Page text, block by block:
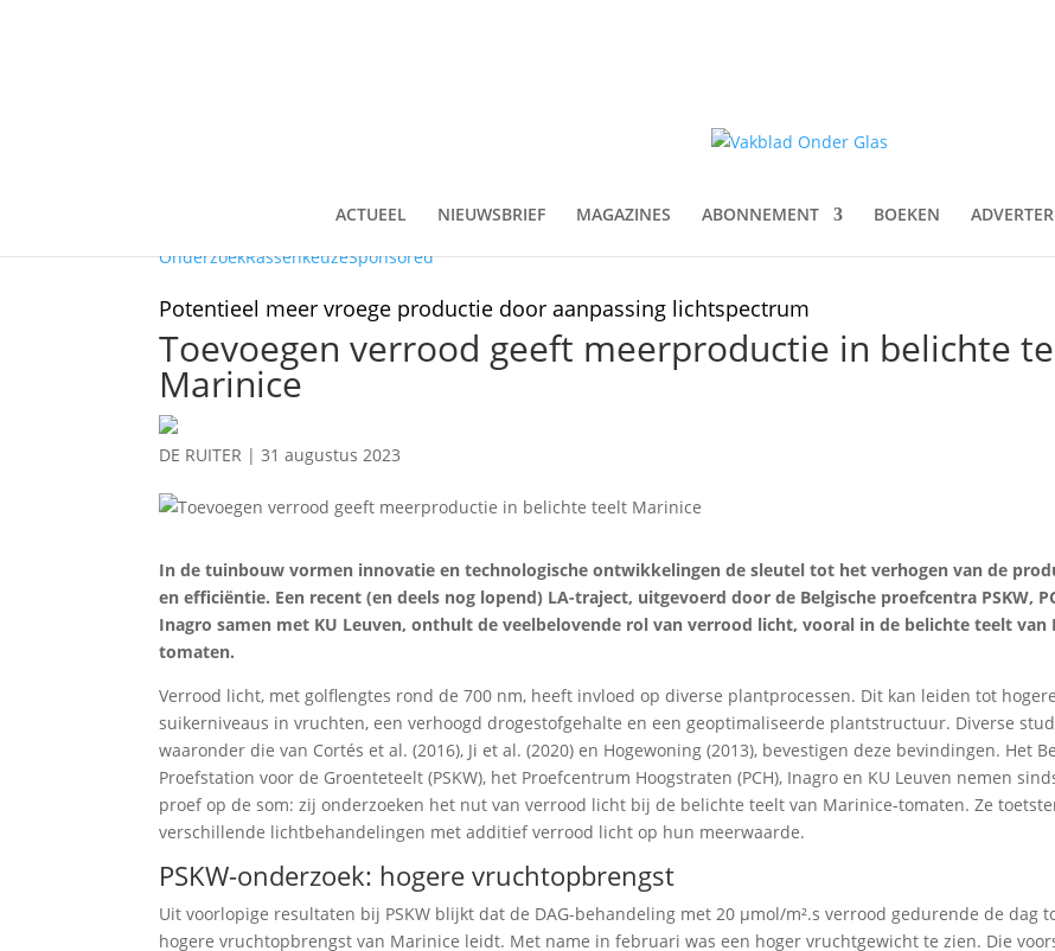
ACTUEEL NIEUWSBRIEF MAGAZINES ABONNEMENT BOEKEN
OnderzoekRassenkeuzeSponsored
Potentieel meer vroege productie door aanpassing lichtspectrum
Toevoegen verrood geeft meerproductie in belichte
Marinice
DE RUITER |31 augustus 2023
In de tuinbouw vormen innovatie en technologische ontwikkelingen de sleutel tot het verhogen van de
en efficiëntie. Een recent (en deels nog lopend) LA-traject, uitgevoerd door de Belgische proefcentra PSKW,
Inagro samen met KU Leuven, onthult de veelbelovende rol van verrood licht, vooral in de belichte teelt van
tomaten.
Verrood licht, met golflengtes rond de 700 nm, heeft invloed op diverse plantprocessen. Dit kan leiden tot hogere
suikerniveaus in vruchten, een verhoogd drogestofgehalte en een geoptimaliseerde plantstructuur. Diverse
waaronder die van Cortés et al. (2016), Ji et al. (2020) en Hogewoning (2013), bevestigen deze bevindingen. Het
Proefstation voor de Groenteteelt (PSKW), het Proefcentrum Hoogstraten (PCH), Inagro en KU Leuven nemen
proef op de som: zij onderzoeken het nut van verrood licht bij de belichte teelt van Marinice-tomaten. Ze
verschillende lichtbehandelingen met additief verrood licht op hun meerwaarde.
PSKW-onderzoek: hogere vruchtopbrengst
Uit voorlopige resultaten bij PSKW blijkt dat de DAG-behandeling met 20 µmol/m².s verrood gedurende de dag
hogere vruchtopbrengst van Marinice leidt. Met name in februari was een hoger vruchtgewicht te zien. Die